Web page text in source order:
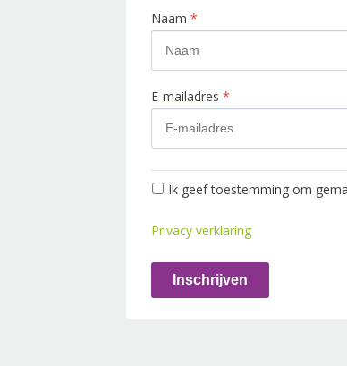
Naam *
E-mailadres *
Ik geef toestemming om
Privacy verklaring
Inschrijven